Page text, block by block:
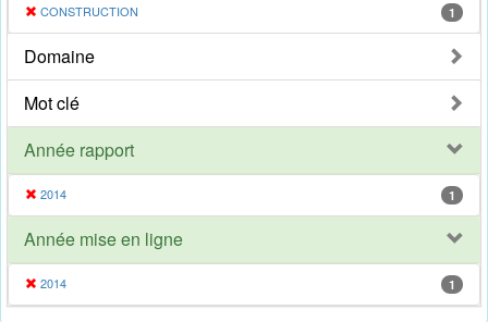
CONSTRUCTION 1
Domaine
Mot clé
Année rapport
2014 1
Année mise en ligne
2014 1